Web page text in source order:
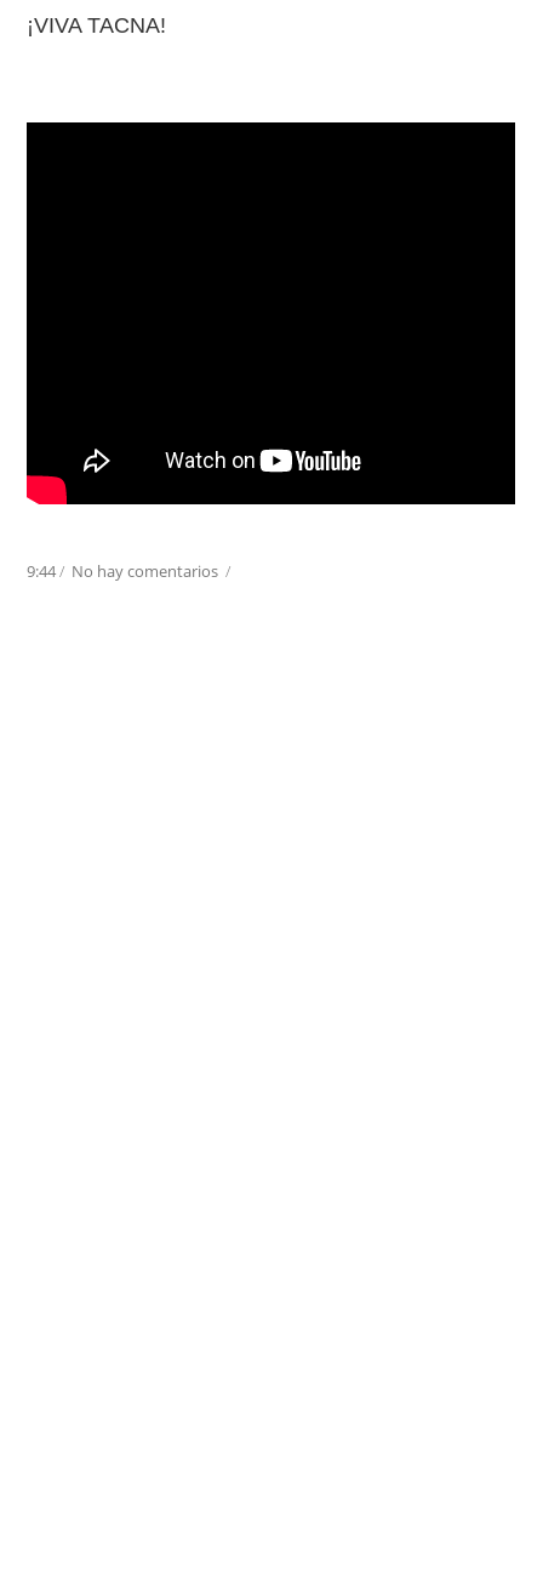
¡VIVA TACNA!
9:44/ No hay comentarios /